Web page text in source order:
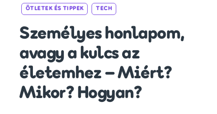
Categories
ÖTLETEK ÉS TIPPEK TECH
Személyes honlapom,
avagy a kulcs az
életemhez – Miért?
Mikor? Hogyan?